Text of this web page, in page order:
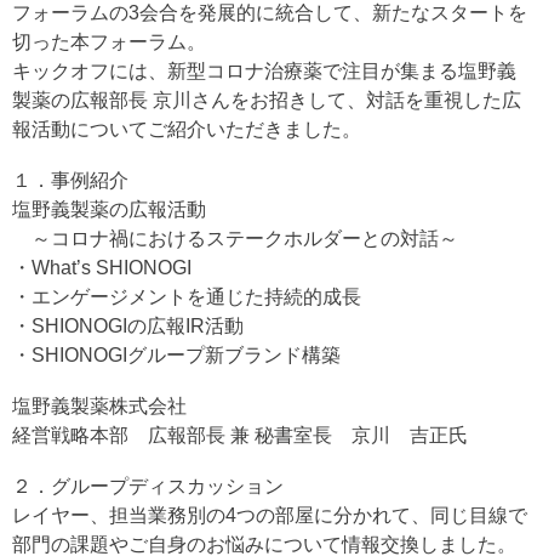
フォーラムの3会合を発展的に統合して、新たなスタートを
切った本フォーラム。
キックオフには、新型コロナ治療薬で注目が集まる塩野義
製薬の広報部長 京川さんをお招きして、対話を重視した広
報活動についてご紹介いただきました。
１．事例紹介
塩野義製薬の広報活動
～コロナ禍におけるステークホルダーとの対話～
・What’s SHIONOGI
・エンゲージメントを通じた持続的成長
・SHIONOGIの広報IR活動
・SHIONOGIグループ新ブランド構築
塩野義製薬株式会社
経営戦略本部 広報部長 兼 秘書室長 京川 吉正氏
２．グループディスカッション
レイヤー、担当業務別の4つの部屋に分かれて、同じ目線で
部門の課題やご自身のお悩みについて情報交換しました。